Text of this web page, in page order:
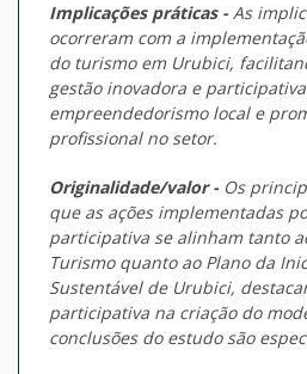
Implicações práticas - As
ocorreram com a
do turismo em Urubici,
gestão inovadora e
empreendedorismo local e
profissional no setor.
Originalidade/valor - Os
que as ações implementadas
participativa se alinham tanto
Turismo quanto ao Plano da
Sustentável de Urubici,
participativa na criação do
conclusões do estudo são